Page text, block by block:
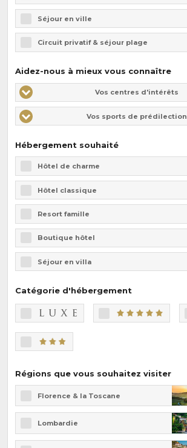
Séjour en ville
Circuit privatif & séjour plage
Aidez-nous à mieux vous connaître
Vos
centres
d'intérêts
Vos centres d'intérêts
Vos
centres
d'intérêts
Vos sports de prédilection
Hébergement souhaité
Hôtel de charme
Hôtel classique
Resort famille
Boutique hôtel
Séjour en villa
Catégorie d'hébergement
Régions que vous souhaitez visiter
Florence & la Toscane
Lombardie